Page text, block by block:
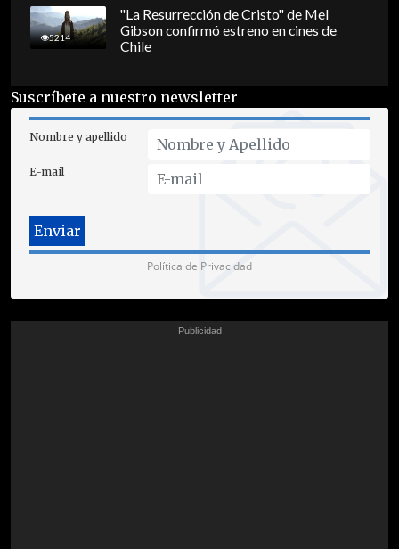
5214
"La Resurrección de Cristo" de Mel
Gibson confirmó estreno en cines de
Chile
Suscríbete a nuestro newsletter
Nombre y apellido
E-mail
Política de Privacidad